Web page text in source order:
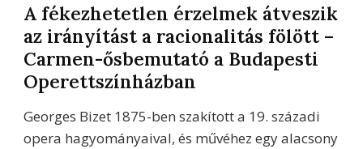
A fékezhetetlen érzelmek átveszik
az irányítást a racionalitás fölött –
Carmen-ősbemutató a Budapesti
Operettszínházban
Georges Bizet 1875-ben szakított a 19. századi
opera hagyományaival, és művéhez egy alacsony